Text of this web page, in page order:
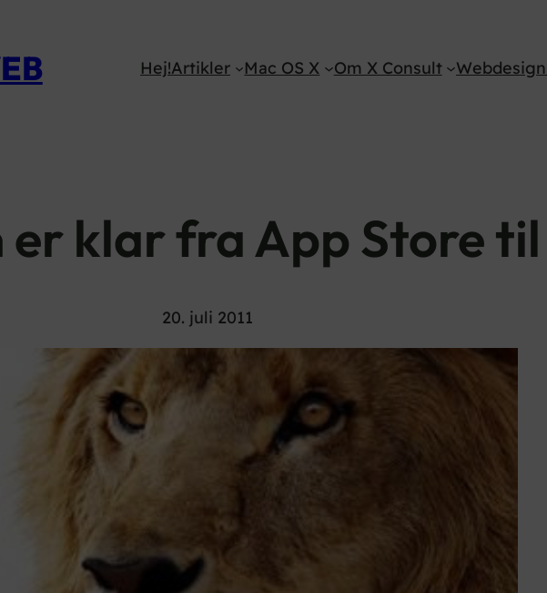
Hej!Artikler Mac OS X Om X Consult Webdesign
er klar fra App Store
20. juli 2011